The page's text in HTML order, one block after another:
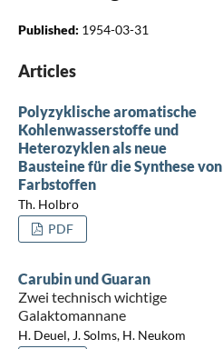
Published: 1954-03-31
Articles
Polyzyklische aromatische
Kohlenwasserstoffe und
Heterozyklen als neue
Bausteine für die Synthese von
Farbstoffen
Th. Holbro
PDF
Carubin und Guaran
Zwei technisch wichtige
Galaktomannane
H. Deuel, J. Solms, H. Neukom